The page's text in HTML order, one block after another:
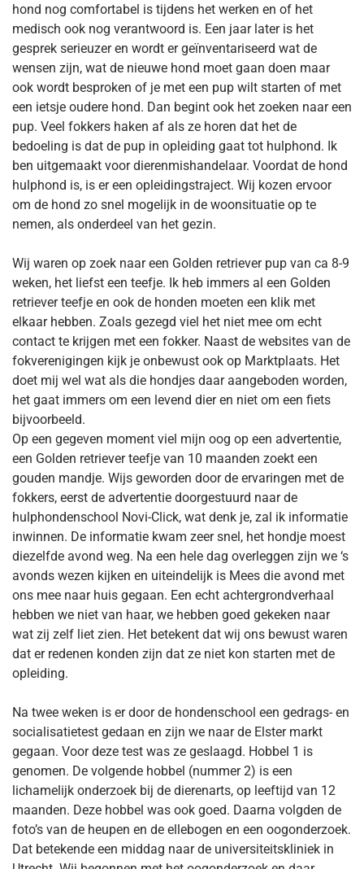
hond nog comfortabel is tijdens het werken en of het
medisch ook nog verantwoord is. Een jaar later is het
gesprek serieuzer en wordt er geïnventariseerd wat de
wensen zijn, wat de nieuwe hond moet gaan doen maar
ook wordt besproken of je met een pup wilt starten of met
een ietsje oudere hond. Dan begint ook het zoeken naar een
pup. Veel fokkers haken af als ze horen dat het de
bedoeling is dat de pup in opleiding gaat tot hulphond. Ik
ben uitgemaakt voor dierenmishandelaar. Voordat de hond
hulphond is, is er een opleidingstraject. Wij kozen ervoor
om de hond zo snel mogelijk in de woonsituatie op te
nemen, als onderdeel van het gezin.
Wij waren op zoek naar een Golden retriever pup van ca 8-9
weken, het liefst een teefje. Ik heb immers al een Golden
retriever teefje en ook de honden moeten een klik met
elkaar hebben. Zoals gezegd viel het niet mee om echt
contact te krijgen met een fokker. Naast de websites van de
fokverenigingen kijk je onbewust ook op Marktplaats. Het
doet mij wel wat als die hondjes daar aangeboden worden,
het gaat immers om een levend dier en niet om een fiets
bijvoorbeeld.
Op een gegeven moment viel mijn oog op een advertentie,
een Golden retriever teefje van 10 maanden zoekt een
gouden mandje. Wijs geworden door de ervaringen met de
fokkers, eerst de advertentie doorgestuurd naar de
hulphondenschool Novi-Click, wat denk je, zal ik informatie
inwinnen. De informatie kwam zeer snel, het hondje moest
diezelfde avond weg. Na een hele dag overleggen zijn we ‘s
avonds wezen kijken en uiteindelijk is Mees die avond met
ons mee naar huis gegaan. Een echt achtergrondverhaal
hebben we niet van haar, we hebben goed gekeken naar
wat zij zelf liet zien. Het betekent dat wij ons bewust waren
dat er redenen konden zijn dat ze niet kon starten met de
opleiding.
Na twee weken is er door de hondenschool een gedrags- en
socialisatietest gedaan en zijn we naar de Elster markt
gegaan. Voor deze test was ze geslaagd. Hobbel 1 is
genomen. De volgende hobbel (nummer 2) is een
lichamelijk onderzoek bij de dierenarts, op leeftijd van 12
maanden. Deze hobbel was ook goed. Daarna volgden de
foto’s van de heupen en de ellebogen en een oogonderzoek.
Dat betekende een middag naar de universiteitskliniek in